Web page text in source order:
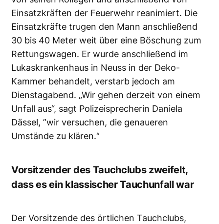
Einsatzkräften der Feuerwehr reanimiert. Die
Einsatzkräfte trugen den Mann anschließend
30 bis 40 Meter weit über eine Böschung zum
Rettungswagen. Er wurde anschließend im
Lukaskrankenhaus in Neuss in der Deko-
Kammer behandelt, verstarb jedoch am
Dienstagabend. „Wir gehen derzeit von einem
Unfall aus“, sagt Polizeisprecherin Daniela
Dässel, ”wir versuchen, die genaueren
Umstände zu klären.“
Vorsitzender des Tauchclubs zweifelt,
dass es ein klassischer Tauchunfall war
Der Vorsitzende des örtlichen Tauchclubs,